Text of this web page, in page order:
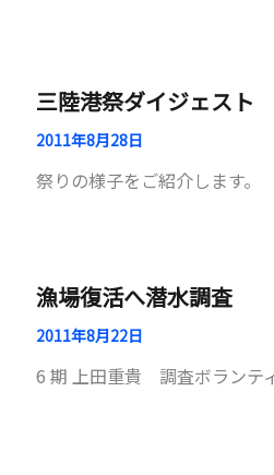
三陸港祭ダイジェスト
2011年8月28日
祭りの様子をご紹介します。
漁場復活へ潜水調査
2011年8月22日
6 期 上田重貴 調査ボランテ